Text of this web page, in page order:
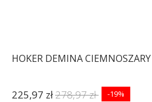
HOKER DEMINA
225,97 zł278,97 zł -19%